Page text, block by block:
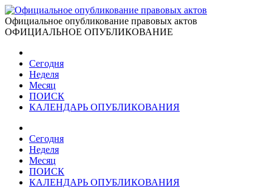
Официальное опубликование правовых актов
ОФИЦИАЛЬНОЕ ОПУБЛИКОВАНИЕ
Сегодня
Неделя
Месяц
ПОИСК
КАЛЕНДАРЬ ОПУБЛИКОВАНИЯ
Сегодня
Неделя
Месяц
ПОИСК
КАЛЕНДАРЬ ОПУБЛИКОВАНИЯ